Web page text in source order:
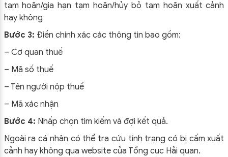
tạm hoãn/gia hạn tạm hoãn/hủy bỏ tạm hoãn xuất cảnh
hay không
Bước 3: Điền chính xác các thông tin bao gồm:
– Cơ quan thuế
– Mã số thuế
– Tên người nộp thuế
– Mã xác nhận
Bước 4: Nhấp chọn tìm kiếm và đợi kết quả.
Ngoài ra cá nhân có thể tra cứu tình trạng có bị cấm xuất
cảnh hay không qua website của Tổng cục Hải quan.